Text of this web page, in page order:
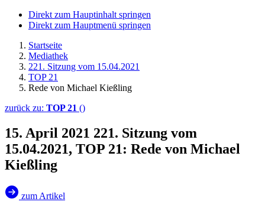
Direkt zum Hauptinhalt springen
Direkt zum Hauptmenü springen
Startseite
Mediathek
221. Sitzung vom 15.04.2021
TOP 21
Rede von Michael Kießling
zurück zu: TOP 21 ()
15. April 2021 221. Sitzung vom
15.04.2021, TOP 21: Rede von Michael
Kießling
zum Artikel